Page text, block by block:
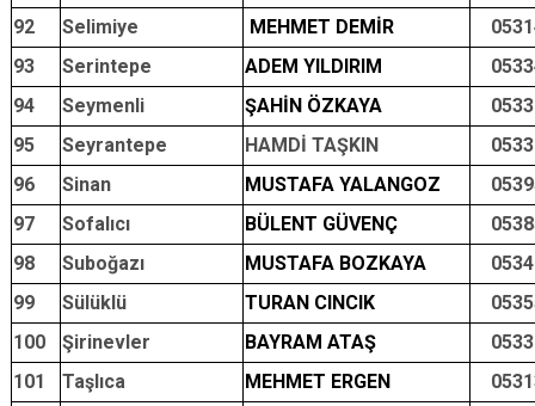
92
Selimiye MEHMET DEMİR
93
Serintepe ADEM YILDIRIM
94
Seymenli ŞAHİN ÖZKAYA
95
Seyrantepe HAMDİ TAŞKIN
96
Sinan MUSTAFA YALANGOZ
97
Sofalıcı BÜLENT GÜVENÇ
98
Suboğazı MUSTAFA BOZKAYA
99
Sülüklü TURAN CINCIK
100
Şirinevler BAYRAM ATAŞ
101
Taşlıca MEHMET ERGEN